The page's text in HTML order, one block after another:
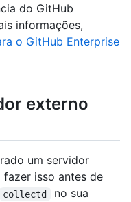
do GitHub
informações,
o GitHub Enterprise
externo
um servidor
fazer isso antes de
collectd
no sua